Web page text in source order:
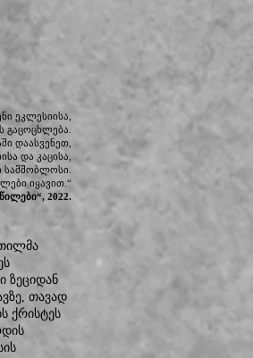
ეკლესიისა,
გაცოცხლება.
დაასვენეთ,
და კაცისა,
სამშობლოსი.
იყავით.“
2022.
ზეციდან
თავად
ქრისტეს